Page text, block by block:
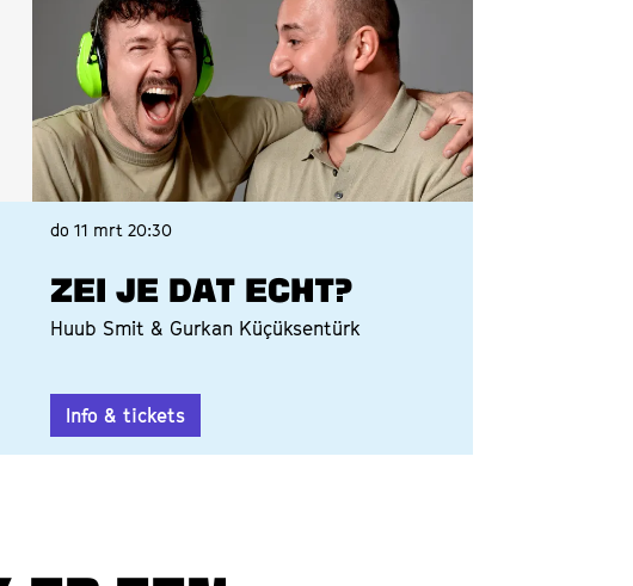
ZEI JE DAT ECHT?
Huub Smit & Gurkan Küçüksentürk
do 11 mrt 20:30
Info & tickets